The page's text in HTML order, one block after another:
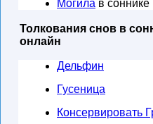
Могила в
Толкования снов в
онлайн
Дельфин
Гусеница
Консервировать